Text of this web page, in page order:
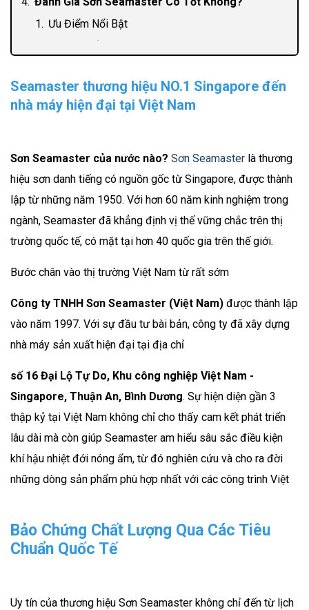
Ưu Điểm Nổi Bật
khác trên thị trường
Đặt lên bàn cân: Sơn Seamaster và Sơn Dulux
Bảng so sánh tổng quan
Câu hỏi thường gặp (FAQ)
Hướng dẫn mua hàng và thi công
Cách chọn mua sơn Seamaster chính hãng, tránh
hàng giả
Seamaster thương hiệu NO.1 Singapore đến
nhà máy hiện đại tại Việt Nam
Sơn Seamaster của nước nào? Sơn Seamaster là thương
hiệu sơn danh tiếng có nguồn gốc từ Singapore, được thành
lập từ những năm 1950. Với hơn 60 năm kinh nghiệm trong
ngành, Seamaster đã khẳng định vị thế vững chắc trên thị
trường quốc tế, có mặt tại hơn 40 quốc gia trên thế giới.
Bước chân vào thị trường Việt Nam từ rất sớm
Công ty TNHH Sơn Seamaster (Việt Nam) được thành lập
vào năm 1997. Với sự đầu tư bài bản, công ty đã xây dựng
nhà máy sản xuất hiện đại tại địa chỉ
số 16 Đại Lộ Tự Do, Khu công nghiệp Việt Nam -
Singapore, Thuận An, Bình Dương. Sự hiện diện gần 3
thập kỷ tại Việt Nam không chỉ cho thấy cam kết phát triển
lâu dài mà còn giúp Seamaster am hiểu sâu sắc điều kiện
khí hậu nhiệt đới nóng ẩm, từ đó nghiên cứu và cho ra đời
những dòng sản phẩm phù hợp nhất với các công trình Việt
Bảo Chứng Chất Lượng Qua Các Tiêu
Chuẩn Quốc Tế
Uy tín của thương hiệu Sơn Seamaster không chỉ đến từ lịch